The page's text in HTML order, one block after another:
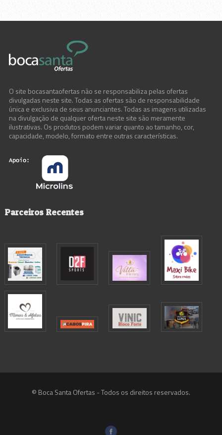
O site bocasantaofertas não se responsabiliza pelas ofertas
divulgadas neste site. Todas as ofertas são de responsabilidade
única e exclusiva de seus anunciantes. Todas as imagens utilizadas
na divulgação de qualquer oferta neste site são meramente
ilustrativas. Os produtos podem variar quanto ao tamanho, cor,
capacidade, modelo, formato entre outras características.
Parceiros Recentes
© Boca Santa Ofertas - Todos os direitos reservados.